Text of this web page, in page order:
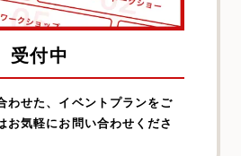
受付中
わせた、イベントプランをご
お気軽にお問い合わせくださ